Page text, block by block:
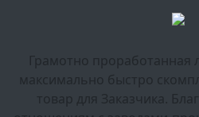
Грамотно проработанная
максимально быстро
товар для Заказчика.